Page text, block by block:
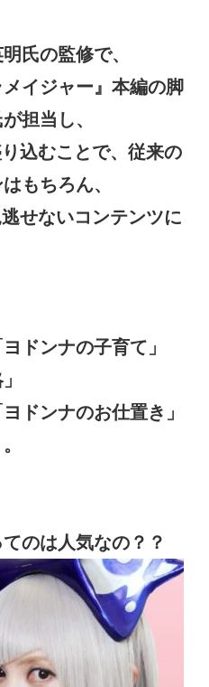
氏の監修で、
イジャー』本編の脚
担当し、
込むことで、従来の
もちろん、
せないコンテンツに
ドンナの子育て」
ドンナのお仕置き」
のは人気なの？？